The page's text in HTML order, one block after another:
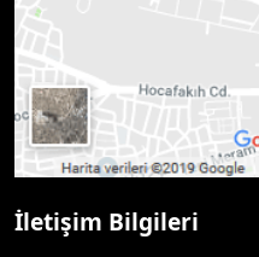
İletişim Bilgileri